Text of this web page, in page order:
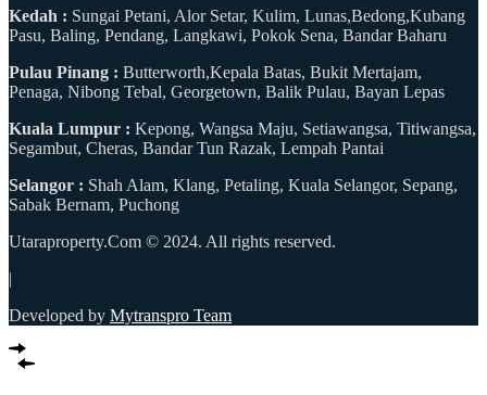
Kedah : Sungai Petani, Alor Setar, Kulim, Lunas,Bedong,Kubang
Pasu, Baling, Pendang, Langkawi, Pokok Sena, Bandar Baharu
Pulau Pinang : Butterworth,Kepala Batas, Bukit Mertajam,
Penaga, Nibong Tebal, Georgetown, Balik Pulau, Bayan Lepas
Kuala Lumpur : Kepong, Wangsa Maju, Setiawangsa, Titiwangsa,
Segambut, Cheras, Bandar Tun Razak, Lempah Pantai
Selangor : Shah Alam, Klang, Petaling, Kuala Selangor, Sepang,
Sabak Bernam, Puchong
Utaraproperty.Com © 2024. All rights reserved.
|
Developed by Mytranspro Team